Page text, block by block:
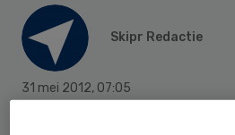
Skipr Redactie
31 mei 2012, 07:05